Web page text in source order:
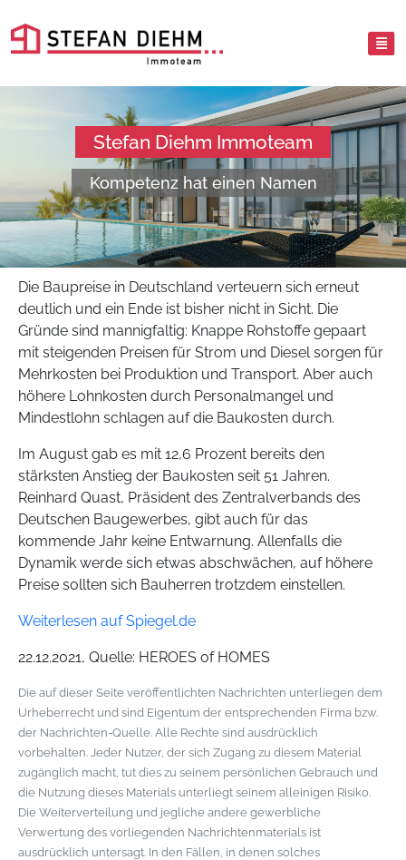
Stefan Diehm Immoteam
Kompetenz hat einen Namen
Die Baupreise in Deutschland verteuern sich erneut
deutlich und ein Ende ist bisher nicht in Sicht. Die
Gründe sind mannigfaltig: Knappe Rohstoffe gepaart
mit steigenden Preisen für Strom und Diesel sorgen für
Mehrkosten bei Produktion und Transport. Aber auch
höhere Lohnkosten durch Personalmangel und
Mindestlohn schlagen auf die Baukosten durch.
Im August gab es mit 12,6 Prozent bereits den
stärksten Anstieg der Baukosten seit 51 Jahren.
Reinhard Quast, Präsident des Zentralverbands des
Deutschen Baugewerbes, gibt auch für das
kommende Jahr keine Entwarnung. Allenfalls die
Dynamik werde sich etwas abschwächen, auf höhere
Preise sollten sich Bauherren trotzdem einstellen.
Weiterlesen auf Spiegel.de
22.12.2021, Quelle: HEROES of HOMES
Die auf dieser Seite veröffentlichten Nachrichten unterliegen dem
Urheberrecht und sind Eigentum der entsprechenden Firma bzw.
der Nachrichten-Quelle. Alle Rechte sind ausdrücklich
vorbehalten. Jeder Nutzer, der sich Zugang zu diesem Material
zugänglich macht, tut dies zu seinem persönlichen Gebrauch und
die Nutzung dieses Materials unterliegt seinem alleinigen Risiko.
Die Weiterverteilung und jegliche andere gewerbliche
Verwertung des vorliegenden Nachrichtenmaterials ist
ausdrücklich untersagt. In den Fällen, in denen solches